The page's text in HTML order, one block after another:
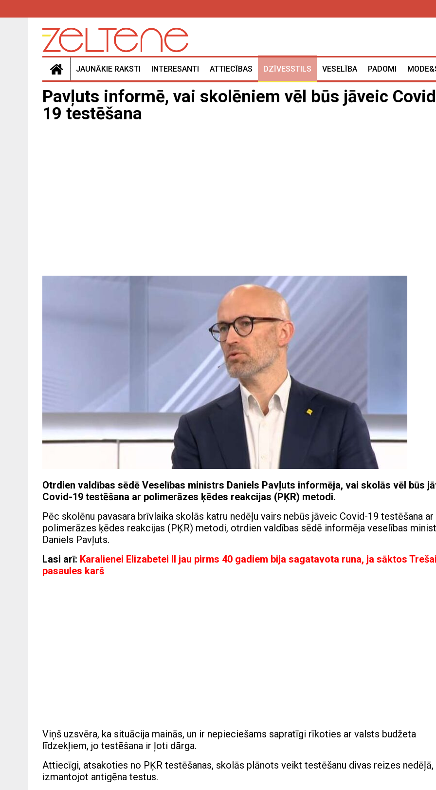
JAUNĀKIE RAKSTI INTERESANTI ATTIECĪBAS DZĪVESSTILS VESELĪBA PADOMI
Pavļuts informē, vai skolēniem vēl būs jāveic
19 testēšana
Otrdien valdības sēdē Veselības ministrs Daniels Pavļuts informēja, vai skolās vēl būs
Covid-19 testēšana ar polimerāzes ķēdes reakcijas (PĶR) metodi.
Pēc skolēnu pavasara brīvlaika skolās katru nedēļu vairs nebūs jāveic Covid-19 testēšana ar
polimerāzes ķēdes reakcijas (PĶR) metodi, otrdien valdības sēdē informēja veselības
Daniels Pavļuts.
Lasi arī: Karalienei Elizabetei II jau pirms 40 gadiem bija sagatavota runa, ja sāktos
pasaules karš
Viņš uzsvēra, ka situācija mainās, un ir nepieciešams sapratīgi rīkoties ar valsts budžeta
līdzekļiem, jo testēšana ir ļoti dārga.
Attiecīgi, atsakoties no PĶR testēšanas, skolās plānots veikt testēšanu divas reizes nedēļā,
izmantojot antigēna testus.